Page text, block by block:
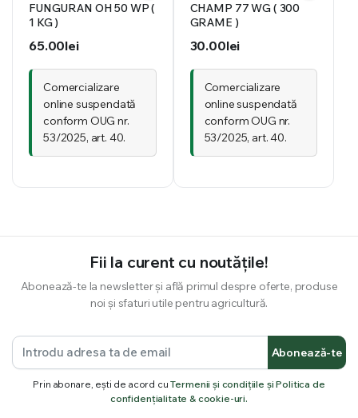
FUNGURAN OH 50 WP (
1 KG )
65.00lei
Comercializare
online suspendată
conform OUG nr.
53/2025, art. 40.
CHAMP 77 WG ( 300
GRAME )
30.00lei
Comercializare
online suspendată
conform OUG nr.
53/2025, art. 40.
Fii la curent cu noutățile!
Abonează-te la newsletter și află primul despre oferte, produse
noi și sfaturi utile pentru agricultură.
Abonează-te
Prin abonare, ești de acord cuTermenii și condițiile și Politica de
confidențialitate & cookie-uri.